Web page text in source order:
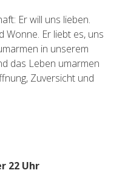
Er will uns lieben.
Wonne. Er liebt es, uns
in unserem
das Leben umarmen
Zuversicht und
22 Uhr